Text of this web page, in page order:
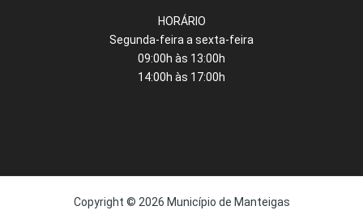
HORÁRIO
Segunda-feira a sexta-feira
09:00h às 13:00h
14:00h às 17:00h
Copyright © 2026 Município de Manteigas